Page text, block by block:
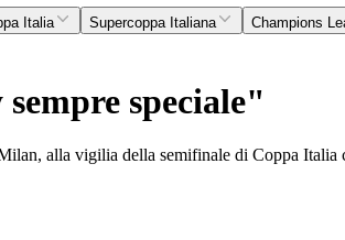
Italia Supercoppa Italiana Champions
speciale"
alla vigilia della semifinale di Coppa Italia